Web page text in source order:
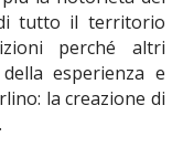
tutto il territorio
perché altri
esperienza e
la creazione di